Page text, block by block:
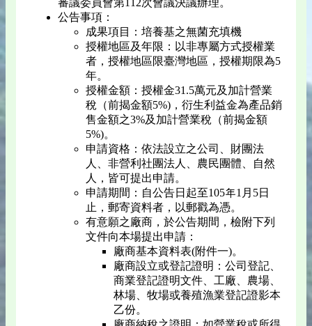
審議委員會第112次會議決議辦理。
公告事項：
成果項目：培養基之無菌充填機
授權地區及年限：以非專屬方式授權業
者，授權地區限臺灣地區，授權期限為5
年。
授權金額：授權金31.5萬元及加計營業
稅（前揭金額5%)，衍生利益金為產品銷
售金額之3%及加計營業稅（前揭金額
5%)。
申請資格：依法設立之公司、財團法
人、非營利社團法人、農民團體、自然
人，皆可提出申請。
申請期間：自公告日起至105年1月5日
止，郵寄資料者，以郵戳為憑。
有意願之廠商，於公告期間，檢附下列
文件向本場提出申請：
廠商基本資料表(附件一)。
廠商設立或登記證明：公司登記、
商業登記證明文件、工廠、農場、
林場、牧場或養殖漁業登記證影本
乙份。